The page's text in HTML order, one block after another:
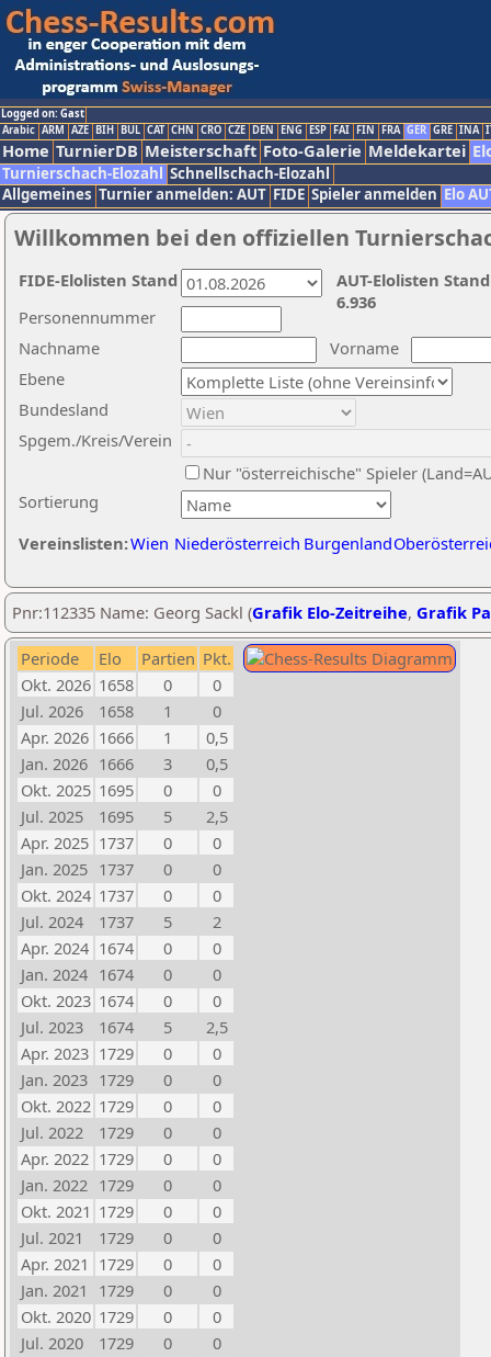
Logged on: Gast
Arabic ARM AZE BIH BUL CAT CHN CRO CZE DEN ENG ESP FAI FIN FRA GER GRE INA
Home TurnierDB Meisterschaft Foto-Galerie Meldekartei
Turnierschach-Elozahl Schnellschach-Elozahl
Allgemeines Turnier anmelden: AUT FIDE Spieler anmelden Elo
Willkommen bei den offiziellen
Nachname
Vorname
Ebene
Sortierung
Personennummer
Bundesland
Spgem./Kreis/Verein
Nur "österreichische" Spieler
Vereinslisten:Wien Niederösterreich Burgenland
AUT-Elolisten
6.936
FIDE-Elolisten Stand
Pnr:112335 Name: Georg Sackl (Grafik Elo-Zeitreihe, Grafik
Periode Elo Partien Pkt.
Okt. 2026 1658 0
0
Jul. 2026
1658 1
0
Apr. 2026 1666 1
0,5
Jan. 2026 1666 3
0,5
Okt. 2025 1695 0
0
Jul. 2025
1695 5
2,5
Apr. 2025 1737 0
0
Jan. 2025 1737 0
0
Okt. 2024 1737 0
0
Jul. 2024
1737 5
2
Apr. 2024 1674 0
0
Jan. 2024 1674 0
0
Okt. 2023 1674 0
0
Jul. 2023
1674 5
2,5
Apr. 2023 1729 0
0
Jan. 2023 1729 0
0
Okt. 2022 1729 0
0
Jul. 2022
1729 0
0
Apr. 2022 1729 0
0
Jan. 2022 1729 0
0
Okt. 2021 1729 0
0
Jul. 2021
1729 0
0
Apr. 2021 1729 0
0
Jan. 2021
1729 0
0
Okt. 2020 1729 0
0
Jul. 2020
1729 0
0